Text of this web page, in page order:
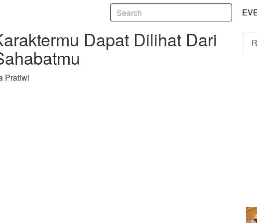
Dapat Dilihat Dari Cara Berpakaian Sahabatmu
Dapat Dilihat Dari
Pratiwi